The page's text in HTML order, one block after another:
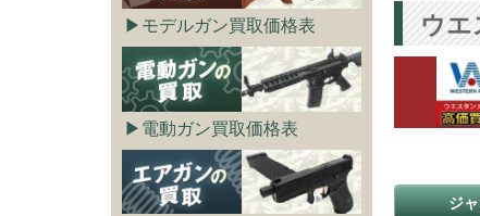
ウ
ジ
モデルガン買取価格表
電動ガン買取価格表